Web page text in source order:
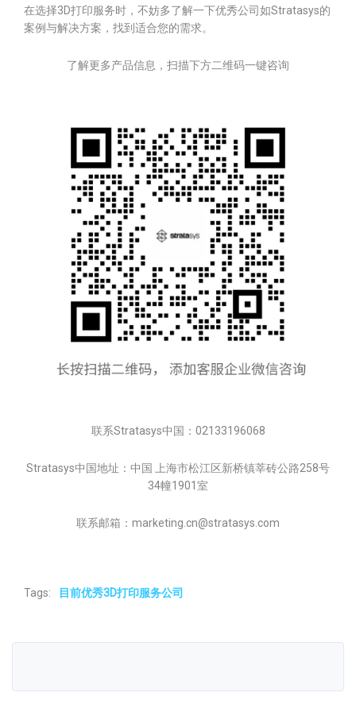
在选择3D打印服务时，不妨多了解一下优秀公司如Stratasys的
案例与解决方案，找到适合您的需求。
了解更多产品信息，扫描下方二维码一键咨询
联系Stratasys中国：02133196068
Stratasys中国地址：中国 上海市松江区新桥镇莘砖公路258号
34幢1901室
联系邮箱：marketing.cn@stratasys.com
Tags: 目前优秀3D打印服务公司